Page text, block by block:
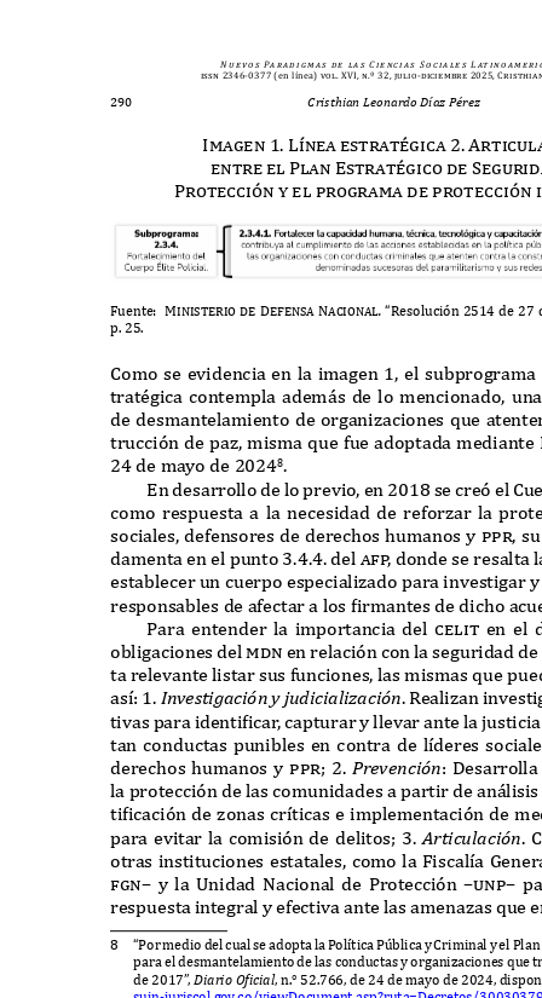
N u e v o s Pa r a d i g m a s d e l a s C i e n c i a s S o c i a l e s L at i n o a m e r i
issn 2346-0377(en línea) vol. XVI, n.º 32, julio-diciembre 2025,
290 Cristhian Leonardo Díaz Pérez
Imagen 1. Línea estratégica 2.
entre el Plan Estratégico de
Protección y el programa de
Fuente: Ministerio de Defensa Nacional.“Resolución 2514de 27
p. 25.
Como se evidencia en la imagen 1,el subprograma
tratégica contempla además de lo mencionado,
de desmantelamiento de organizaciones que
trucción de paz,mismaque fue adoptada mediante
24de mayo de 20248.
En desarrollo de lo previo en 2018 se creó el C
como respuesta a la necesidad de reforzar la
sociales,defensores de derechos humanos y ppr,
damenta en el punto 3.4.4.del afp,donde se
establecer un cuerpo especializado para investigar
responsables de afectar a los firmantes de dicho
Para entender la importancia delcelit en el
obligaciones delmdn en relación con la seguridad de
ta relevante listar sus funciones,las mismasque
así: 1. Investigacióny judicialización. Realizan
tivas para identificar,capturar y llevar ante la
tan conductas punibles en contra de líderes
derechos humanos yppr; 2. Prevención: D
la protección de las comunidades a partir de análisis
tificación de zonas críticas e implementación de
para evitar la comisión de delitos; 3. Articulación . C
otras instituciones estatales, como la Fiscalía G
fgn– y laUnidad Nacional de Protección–unp–
respuesta integral y efectiva ante las amenazas que
8 “Por medio del cual se adopta la Política Pública yCriminal y el P
para el desmantelamiento de las conductas y organizaciones que
de 2017”, Diario Oficial, n .° 52.766, de 24de mayo de 2024,